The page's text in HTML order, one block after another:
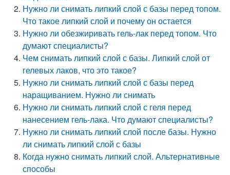
Нужно ли снимать липкий слой с базы перед топом.
Что такое липкий слой и почему он остается
Нужно ли обезжиривать гель-лак перед топом. Что
думают специалисты?
Чем снимать липкий слой с базы. Липкий слой от
гелевых лаков, что это такое?
Нужно ли снимать липкий слой с базы перед
наращиванием. Нужно ли снимать
Нужно ли снимать липкий слой с геля перед
нанесением гель-лака. Что думают специалисты?
Нужно ли снимать липкий слой после базы. Нужно
ли снимать липкий слой с базы
Когда нужно снимать липкий слой. Альтернативные
способы